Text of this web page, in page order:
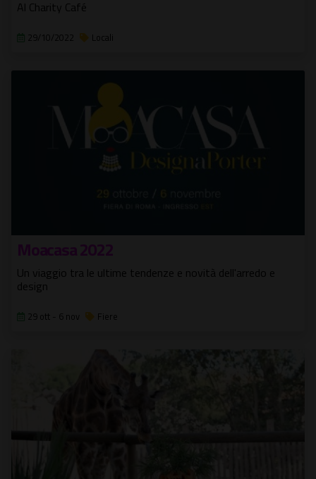
Al Charity Café
29/10/2022 Locali
Moacasa 2022
Un viaggio tra le ultime tendenze e novità dell'arredo e
design
29 ott - 6 nov Fiere